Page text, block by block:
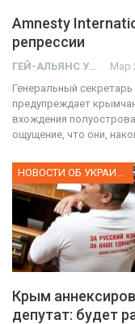
Amnesty
репрессии
ГЕЙ-АЛЬЯНС УКРАИНА Мар
Генеральный
предупреждает
вхождения
ощущение, что они,
НОВОСТИ ОБ УКРАИНЕ
Крым
депутат: будет